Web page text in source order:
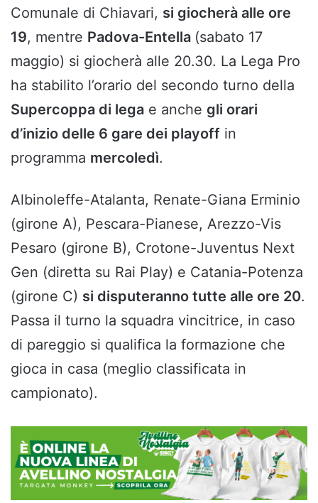
Comunale di Chiavari, si giocherà alle ore
19, mentre Padova-Entella (sabato 17
maggio) si giocherà alle 20.30. La Lega Pro
ha stabilito l’orario del secondo turno della
Supercoppa di lega e anche gli orari
d’inizio delle 6 gare dei playoff in
programma mercoledì.
Albinoleffe-Atalanta, Renate-Giana Erminio
(girone A), Pescara-Pianese, Arezzo-Vis
Pesaro (girone B), Crotone-Juventus Next
Gen (diretta su Rai Play) e Catania-Potenza
(girone C) si disputeranno tutte alle ore 20.
Passa il turno la squadra vincitrice, in caso
di pareggio si qualifica la formazione che
gioca in casa (meglio classificata in
campionato).